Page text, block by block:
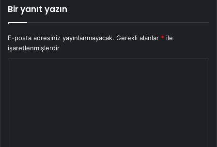
Bir yanıt yazın
E-posta adresiniz yayınlanmayacak. Gerekli alanlar * ile
işaretlenmişlerdir